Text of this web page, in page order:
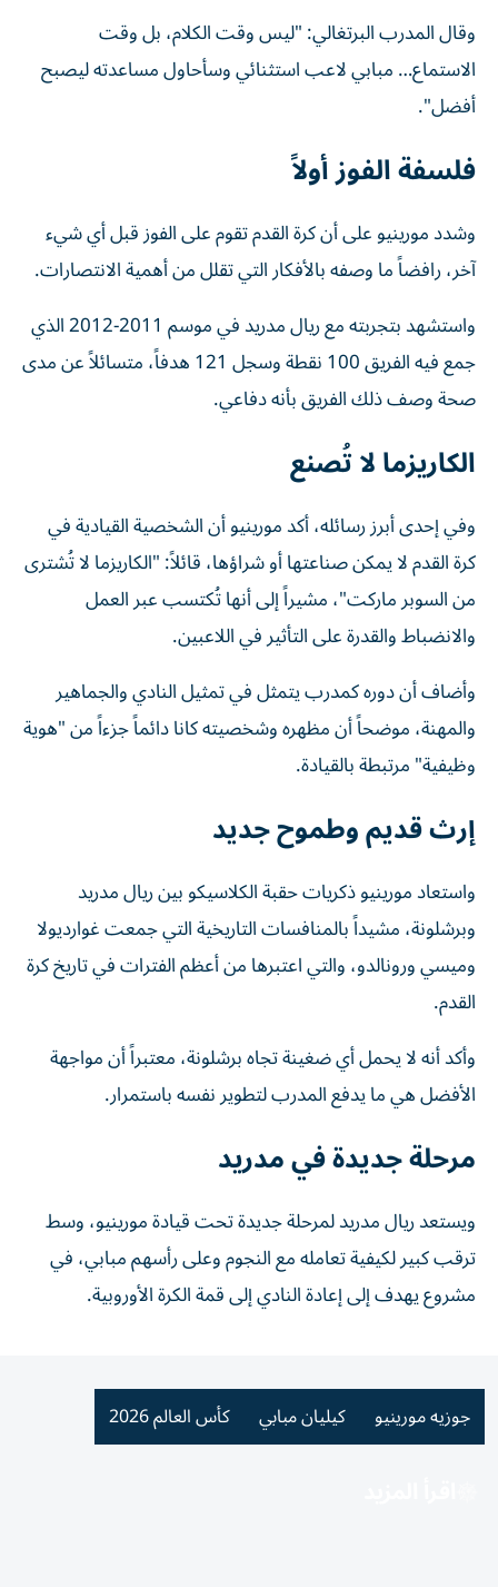
وقال المدرب البرتغالي: "ليس وقت الكلام، بل وقت
الاستماع… مبابي لاعب استثنائي وسأحاول مساعدته ليصبح
أفضل".
فلسفة الفوز أولاً
وشدد مورينيو على أن كرة القدم تقوم على الفوز قبل أي شيء
آخر، رافضاً ما وصفه بالأفكار التي تقلل من أهمية الانتصارات.
واستشهد بتجربته مع ريال مدريد في موسم 2011-2012 الذي
جمع فيه الفريق 100 نقطة وسجل 121 هدفاً، متسائلاً عن مدى
صحة وصف ذلك الفريق بأنه دفاعي.
الكاريزما لا تُصنع
وفي إحدى أبرز رسائله، أكد مورينيو أن الشخصية القيادية في
كرة القدم لا يمكن صناعتها أو شراؤها، قائلاً: "الكاريزما لا تُشترى
من السوبر ماركت"، مشيراً إلى أنها تُكتسب عبر العمل
والانضباط والقدرة على التأثير في اللاعبين.
وأضاف أن دوره كمدرب يتمثل في تمثيل النادي والجماهير
والمهنة، موضحاً أن مظهره وشخصيته كانا دائماً جزءاً من "هوية
وظيفية" مرتبطة بالقيادة.
إرث قديم وطموح جديد
واستعاد مورينيو ذكريات حقبة الكلاسيكو بين ريال مدريد
وبرشلونة، مشيداً بالمنافسات التاريخية التي جمعت غوارديولا
وميسي ورونالدو، والتي اعتبرها من أعظم الفترات في تاريخ كرة
القدم.
وأكد أنه لا يحمل أي ضغينة تجاه برشلونة، معتبراً أن مواجهة
الأفضل هي ما يدفع المدرب لتطوير نفسه باستمرار.
مرحلة جديدة في مدريد
ويستعد ريال مدريد لمرحلة جديدة تحت قيادة مورينيو، وسط
ترقب كبير لكيفية تعامله مع النجوم وعلى رأسهم مبابي، في
مشروع يهدف إلى إعادة النادي إلى قمة الكرة الأوروبية.
جوزيه مورينيو كيليان مبابي كأس العالم 2026